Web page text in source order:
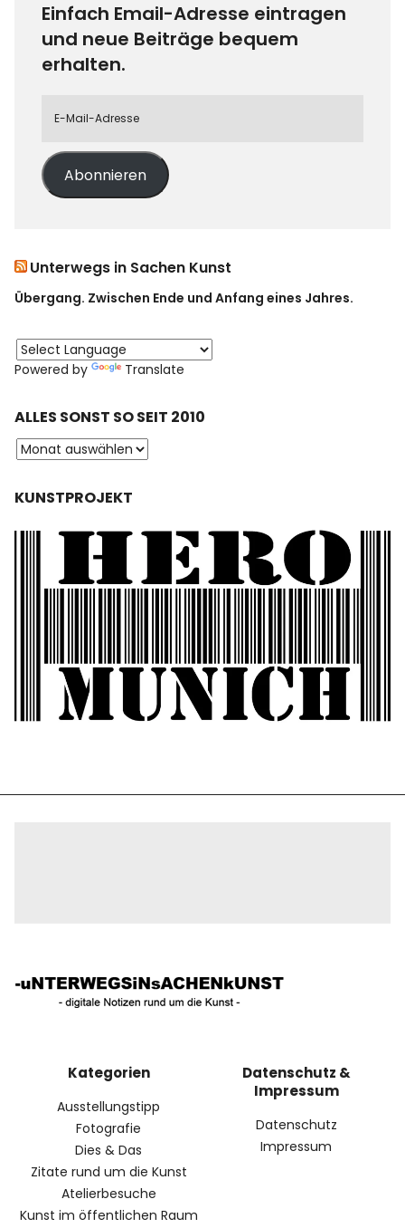
Einfach Email-Adresse eintragen
und neue Beiträge bequem
erhalten.
Abonnieren
Unterwegs in Sachen Kunst
Übergang. Zwischen Ende und Anfang eines Jahres.
Powered by Translate
ALLES SONST SO SEIT 2010
KUNSTPROJEKT
Kategorien
Ausstellungstipp
Fotografie
Dies & Das
Zitate rund um die Kunst
Atelierbesuche
Kunst im öffentlichen Raum
Datenschutz &
Impressum
Datenschutz
Impressum